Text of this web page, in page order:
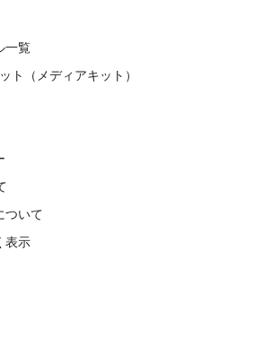
一覧
ト（メディアキット）
ついて
表示